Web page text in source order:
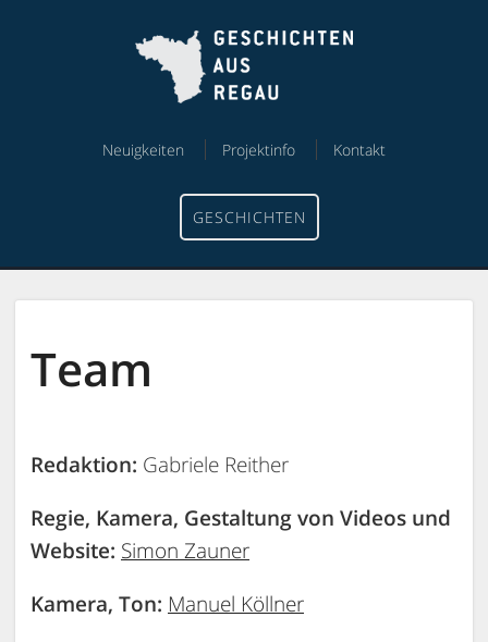
Neuigkeiten Projektinfo Kontakt
GESCHICHTEN
Team
Redaktion: Gabriele Reither
Regie, Kamera, Gestaltung von Videos und
Website: Simon Zauner
Kamera, Ton: Manuel Köllner